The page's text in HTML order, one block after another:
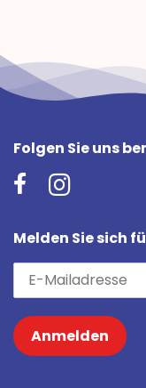
Folgen Sie uns
Melden Sie sich
Anmelden